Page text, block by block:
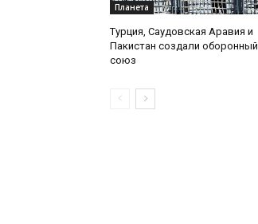
Планета
Турция, Саудовская Аравия и
Пакистан создали оборонный
союз